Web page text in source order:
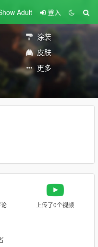
Adult 登入
涂装
皮肤
更多
上传了0个视频